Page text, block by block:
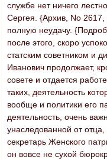
службе нет ничего
Сергея. {Архив, No
полную неудачу.
после этого, скоро
статским советником и
Иванович продолжает,
совете и отдается
таких, деятельность
вообще и политики его
деятельность, очень
унаследованной от
секретарь Женского
он вовсе не сухой